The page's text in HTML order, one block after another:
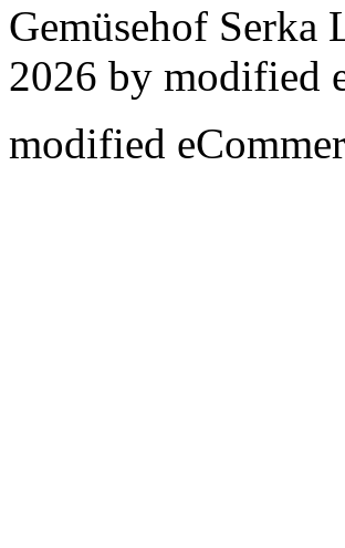
Gemüsehof
2026 by modified
modified